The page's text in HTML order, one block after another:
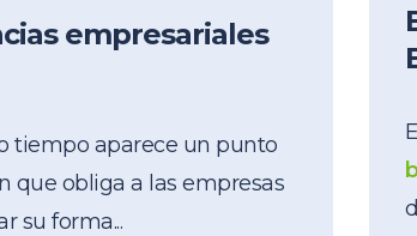
empresariales
tiempo aparece un punto
que obliga a las empresas
su forma...